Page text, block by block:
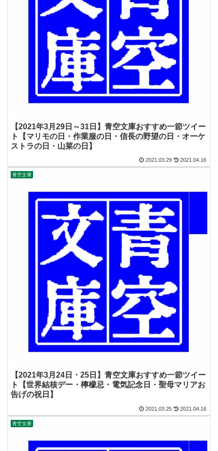
【2021年3月29日～31日】青空文庫おすすめ一節ツイー
ト【マリモの日・作業服の日・信長の野望の日・オーケ
ストラの日・山菜の日】
2021.03.29 2021.04.16
青空文庫
【2021年3月24日・25日】青空文庫おすすめ一節ツイー
ト【世界結核デー・檸檬忌・電気記念日・聖母マリアお
告げの祝日】
2021.03.25 2021.04.16
青空文庫